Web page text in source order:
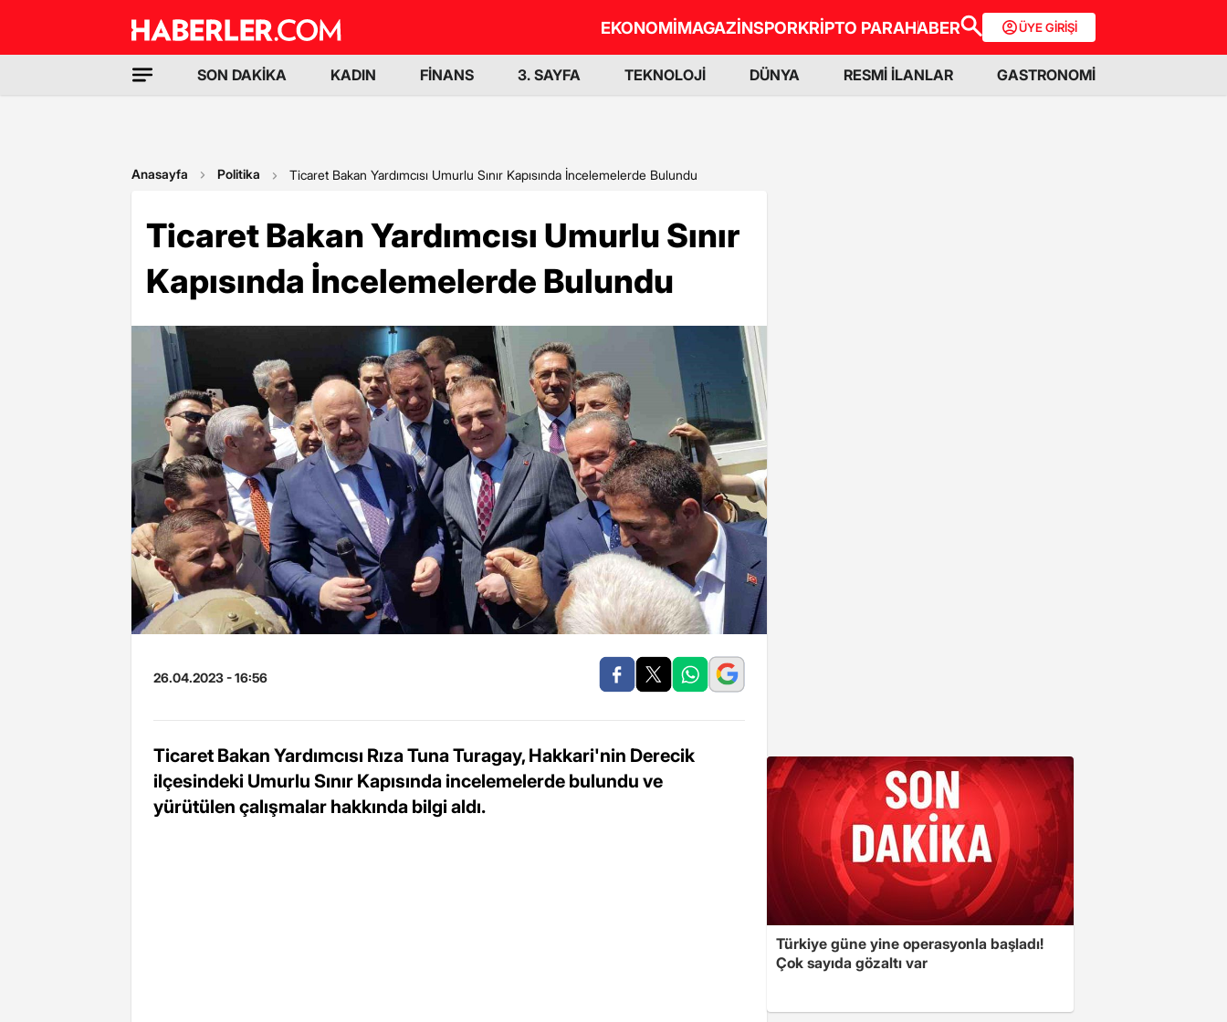
EKONOMİMAGAZİNSPORKRİPTO PARAHABER ÜYE GİRİŞİ
SON DAKİKA KADIN FİNANS 3. SAYFA TEKNOLOJİ DÜNYA RESMİ İLANLAR GASTRONOMİ
Anasayfa Politika Ticaret Bakan Yardımcısı Umurlu Sınır Kapısında İncelemelerde Bulundu
Ticaret Bakan Yardımcısı Umurlu Sınır
Kapısında İncelemelerde Bulundu
26.04.2023 - 16:56
Ticaret Bakan Yardımcısı Rıza Tuna Turagay, Hakkari'nin Derecik
ilçesindeki Umurlu Sınır Kapısında incelemelerde bulundu ve
yürütülen çalışmalar hakkında bilgi aldı.
Türkiye güne yine operasyonla başladı!
Çok sayıda gözaltı var